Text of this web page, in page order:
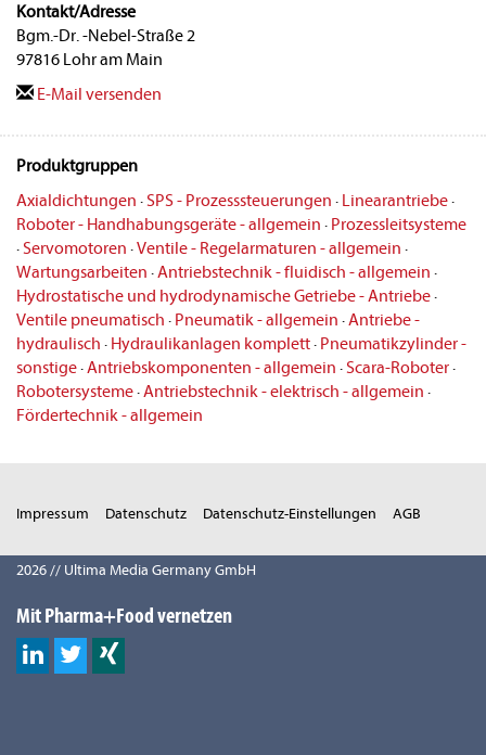
Kontakt/Adresse
Bgm.-Dr. -Nebel-Straße 2
97816 Lohr am Main
E-Mail versenden
Produktgruppen
Axialdichtungen · SPS - Prozesssteuerungen · Linearantriebe·
Roboter - Handhabungsgeräte - allgemein · Prozessleitsysteme
· Servomotoren ·Ventile - Regelarmaturen - allgemein ·
Wartungsarbeiten ·Antriebstechnik - fluidisch - allgemein ·
Hydrostatische und hydrodynamische Getriebe - Antriebe·
Ventile pneumatisch · Pneumatik - allgemein ·Antriebe -
hydraulisch · Hydraulikanlagen komplett· Pneumatikzylinder -
sonstige·Antriebskomponenten - allgemein · Scara-Roboter·
Robotersysteme·Antriebstechnik - elektrisch - allgemein ·
Fördertechnik - allgemein
Impressum Datenschutz Datenschutz-Einstellungen AGB
2026 // Ultima Media Germany GmbH
Mit Pharma+Food vernetzen